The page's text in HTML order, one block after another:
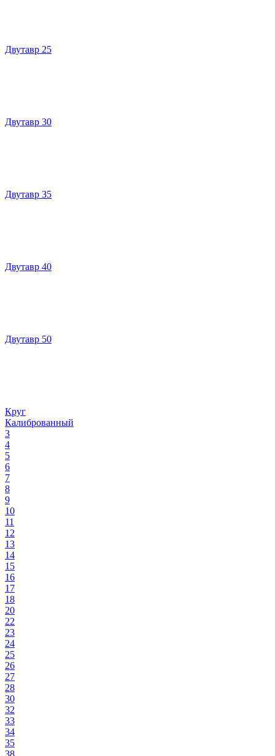
Двутавр 25
Двутавр 30
Двутавр 35
Двутавр 40
Двутавр 50
Круг
Калиброванный
3
4
5
6
7
8
9
10
11
12
13
14
15
16
17
18
20
22
23
24
25
26
27
28
30
32
33
34
35
38